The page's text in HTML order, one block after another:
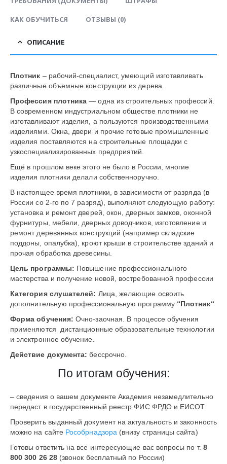
КАК ОБУЧИТЬСЯ ОТЗЫВЫ (0)
ОПИСАНИЕ
Плотник – рабочий-специалист, умеющий изготавливать
различные объемные конструкции из дерева.
Профессия плотника — одна из строительных профессий.
В современном индустриальном обществе плотники не
изготавливают изделия, а пользуются производственными
изделиями. Окна, двери и прочие готовые промышленные
изделия поставляются на строительные площадки с
узкоспециализированных предприятий.
Ещё в прошлом веке этого не было в России, многие
изделия плотники делали собственноручно.
В настоящее время плотники, в зависимости от разряда (в
России co 2-го по 7 разряд), выполняют следующую работу:
установка и ремонт дверей, окон, дверных замков, оконной
фурнитуры, мебели, дверных доводчиков, изготовление и
ремонт деревянных конструкций (например складские
поддоны, опалубка), кроют крыши в строительстве зданий и
прочая обработка древесины.
Цель программы: Повышение профессионального
мастерства и получение новой, востребованной профессии
Категория слушателей: Лица, желающие освоить
дополнительную профессиональную программу “Плотник“
Форма обучения: Очно-заочная. В процессе обучения
применяются дистанционные образовательные технологии
и электронное обучение.
Действие документа: бессрочно.
По итогам обучения:
– сведения о вашем документе Академия незамедлительно
передаст в государственный реестр ФИС ФРДО и ЕИСОТ.
Проверить выданный документ на актуальность и законность
можно на сайте Рособрнадзора(внизу страницы сайта)
Готовы ответить на все интересующие вас вопросы по т. 8
800 300 26 28(звонок бесплатный по России)